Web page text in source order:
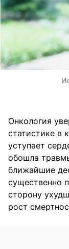
Онкология
статистике в
уступает
обошла
ближайшие
существенно
сторону
рост